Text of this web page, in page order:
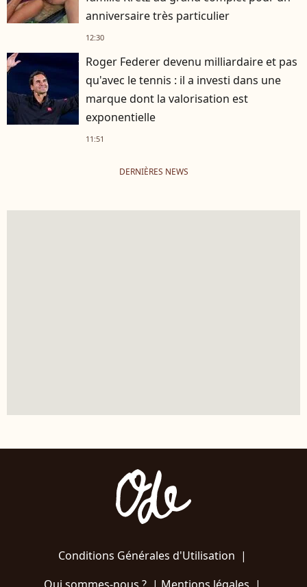
anniversaire très particulier
12:30
Roger Federer devenu milliardaire et pas
qu'avec le tennis : il a investi dans une
marque dont la valorisation est
exponentielle
11:51
DERNIÈRES NEWS
Conditions Générales d'Utilisation |